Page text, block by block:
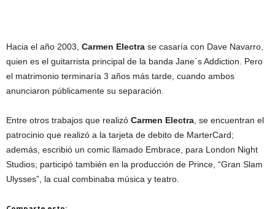
Hacia el año 2003, Carmen Electra se casaría con Dave Navarro,
quien es el guitarrista principal de la banda Jane´s Addiction. Pero
el matrimonio terminaría 3 años más tarde, cuando ambos
anunciaron públicamente su separación.
Entre otros trabajos que realizó Carmen Electra , se encuentran el
patrocinio que realizó a la tarjeta de debito de MarterCard;
además, escribió un comic llamado Embrace, para London Night
Studios; participó también en la producción de Prince, “Gran Slam
Ulysses”, la cual combinaba música y teatro.